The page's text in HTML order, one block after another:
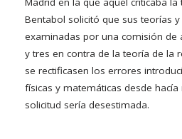
Bentabol solicitó que sus teorías
examinadas por una comisión de
y tres en contra de la teoría de la
se rectificasen los errores
físicas y matemáticas desde
solicitud sería desestimada.